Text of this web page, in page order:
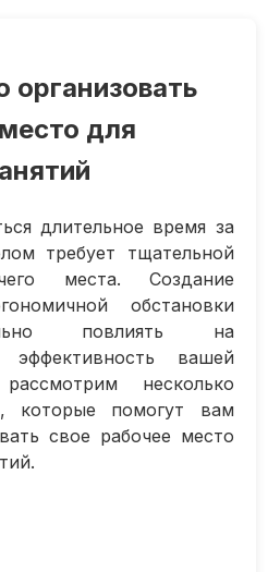
организовать
для
длительное время за
требует тщательной
места. Создание
обстановки
повлиять на
эффективность вашей
несколько
которые помогут вам
свое рабочее место